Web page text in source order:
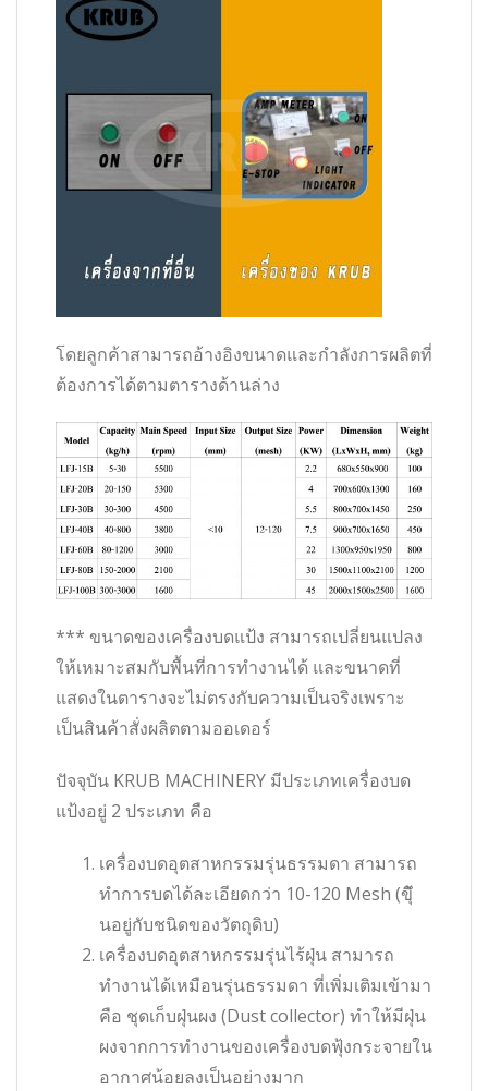
โดยลูกค้าสามารถอ้างอิงขนาดและกำลังการผลิตที่
ต้องการได้ตามตารางด้านล่าง
*** ขนาดของเครื่องบดแป้ง สามารถเปลี่ยนแปลง
ให้เหมาะสมกับพื้นที่การทำงานได้ และขนาดที่
แสดงในตารางจะไม่ตรงกับความเป็นจริงเพราะ
เป็นสินค้าสั่งผลิตตามออเดอร์
ปัจจุบัน KRUB MACHINERY มีประเภทเครื่องบด
แป้งอยู่ 2 ประเภท คือ
เครื่องบดอุตสาหกรรมรุ่นธรรมดา สามารถ
ทำการบดได้ละเอียดกว่า 10-120 Mesh (ขึุ้
นอยู่กับชนิดของวัตถุดิบ)
เครื่องบดอุตสาหกรรมรุ่นไร้ฝุ่น สามารถ
ทำงานได้เหมือนรุ่นธรรมดา ที่เพิ่มเติมเข้ามา
คือ ชุดเก็บฝุ่นผง (Dust collector) ทำให้มีฝุ่น
ผงจากการทำงานของเครื่องบดฟุ้งกระจายใน
อากาศน้อยลงเป็นอย่างมาก